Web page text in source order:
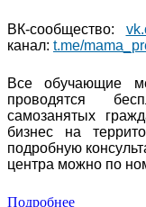
ВК-сообщество:
канал: t.me/
Все обучающие
проводятся
самозанятых
бизнес на
подробную
центра можно по
Подробнее